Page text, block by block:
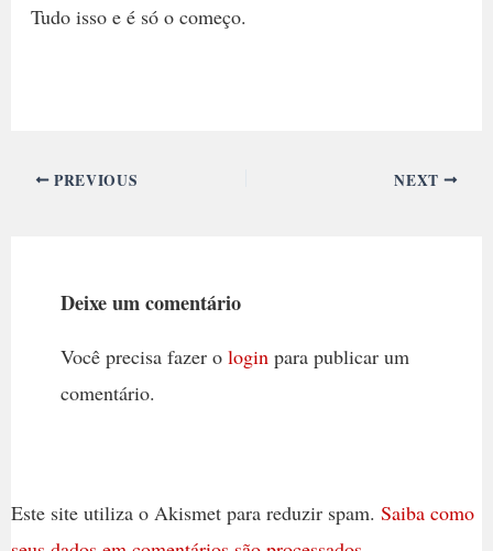
Tudo isso e é só o começo.
PREVIOUS NEXT
Deixe um comentário
Você precisa fazer o loginpara publicar um
comentário.
Este site utiliza o Akismet para reduzir spam. Saiba como